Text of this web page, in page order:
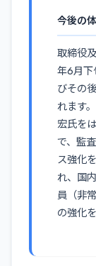
今後の
取締役
年6月下
びその
れます
宏氏を
で、監
ス強化
れ、国
員（非
の強化